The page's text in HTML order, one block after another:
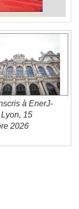
à EnerJ-
15